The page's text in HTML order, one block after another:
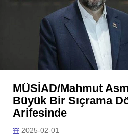
MÜSİAD/Mahmut
Büyük Bir Sıçrama
Arifesinde
2025-02-01